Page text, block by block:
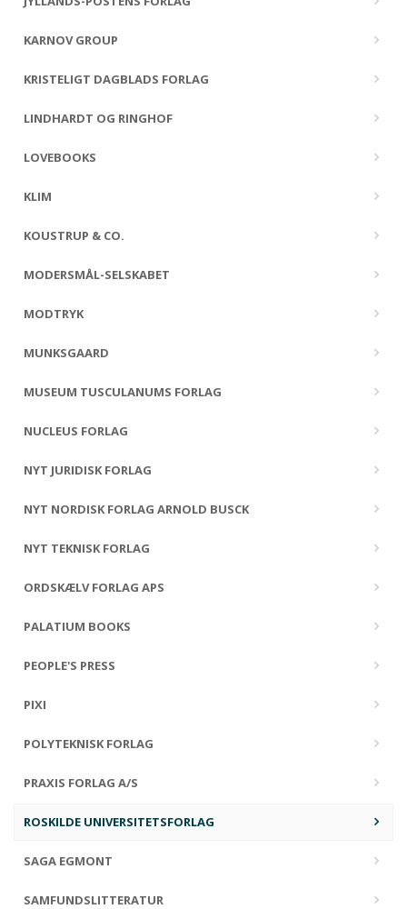
KARNOV GROUP
KRISTELIGT DAGBLADS FORLAG
LINDHARDT OG RINGHOF
LOVEBOOKS
KLIM
KOUSTRUP & CO.
MODERSMÅL-SELSKABET
MODTRYK
MUNKSGAARD
MUSEUM TUSCULANUMS FORLAG
NUCLEUS FORLAG
NYT JURIDISK FORLAG
NYT NORDISK FORLAG ARNOLD BUSCK
NYT TEKNISK FORLAG
ORDSKÆLV FORLAG APS
PALATIUM BOOKS
PEOPLE'S PRESS
PIXI
POLYTEKNISK FORLAG
PRAXIS FORLAG A/S
ROSKILDE UNIVERSITETSFORLAG
SAGA EGMONT
SAMFUNDSLITTERATUR